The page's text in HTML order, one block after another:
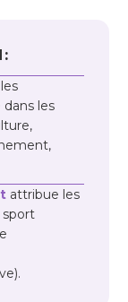
:
les
attribue les
sport